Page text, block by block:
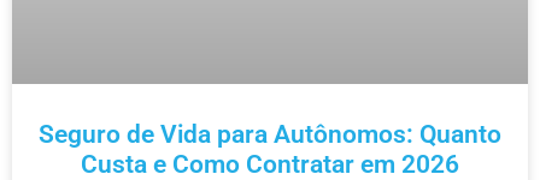
Seguro de Vida para Autônomos: Quanto
Custa e Como Contratar em 2026